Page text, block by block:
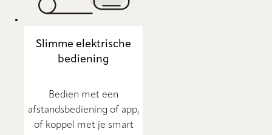
Slimme elektrische
bediening
Bedien met een
afstandsbediening of app,
of koppel met je smart